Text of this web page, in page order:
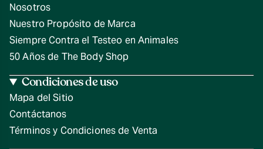
Nosotros
Nuestro Propósito de Marca
Siempre Contra el Testeo en Animales
50 Años de The Body Shop
Condiciones de uso
Mapa del Sitio
Contáctanos
Términos y Condiciones de Venta